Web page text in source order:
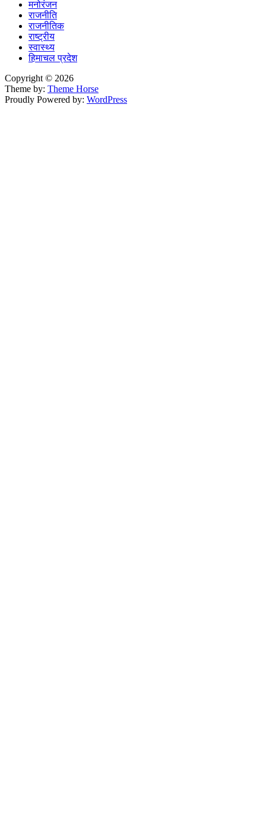
मनोरंजन
राजनीति
राजनीतिक
राष्ट्रीय
स्वास्थ्य
हिमाचल प्रदेश
Copyright © 2026
Theme by: Theme Horse
Proudly Powered by: WordPress